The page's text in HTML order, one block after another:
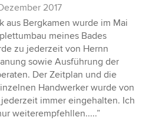
2017
aus Bergkamen wurde im Mai
meines Bades
zu jederzeit von Hernn
sowie Ausführung der
Der Zeitplan und die
Handwerker wurde von
immer eingehalten. Ich
weiterempfehllen.....”